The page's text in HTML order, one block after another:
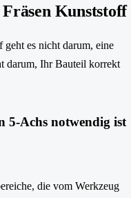
Kunststoff
es nicht darum, eine
darum, Ihr Bauteil korrekt
5-Achs notwendig ist
die vom Werkzeug